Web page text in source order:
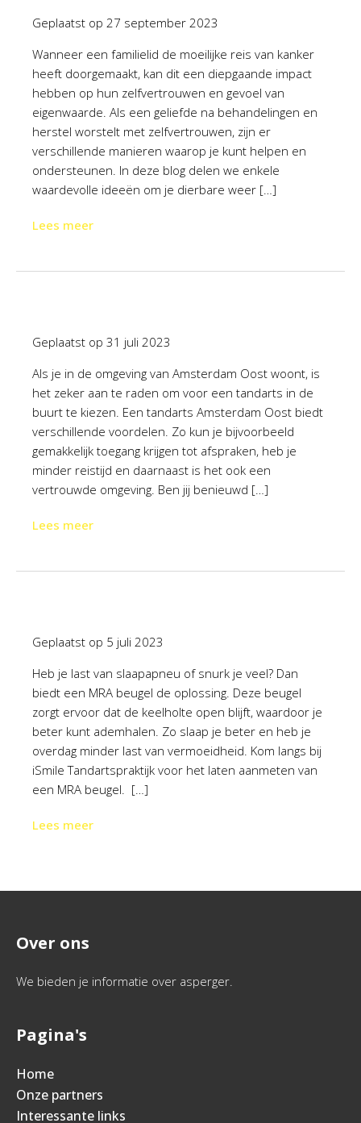
Geplaatst op 27 september 2023
Wanneer een familielid de moeilijke reis van kanker
heeft doorgemaakt, kan dit een diepgaande impact
hebben op hun zelfvertrouwen en gevoel van
eigenwaarde. Als een geliefde na behandelingen en
herstel worstelt met zelfvertrouwen, zijn er
verschillende manieren waarop je kunt helpen en
ondersteunen. In deze blog delen we enkele
waardevolle ideeën om je dierbare weer […]
Lees meer
Geplaatst op 31 juli 2023
Als je in de omgeving van Amsterdam Oost woont, is
het zeker aan te raden om voor een tandarts in de
buurt te kiezen. Een tandarts Amsterdam Oost biedt
verschillende voordelen. Zo kun je bijvoorbeeld
gemakkelijk toegang krijgen tot afspraken, heb je
minder reistijd en daarnaast is het ook een
vertrouwde omgeving. Ben jij benieuwd […]
Lees meer
Geplaatst op 5 juli 2023
Heb je last van slaapapneu of snurk je veel? Dan
biedt een MRA beugel de oplossing. Deze beugel
zorgt ervoor dat de keelholte open blijft, waardoor je
beter kunt ademhalen. Zo slaap je beter en heb je
overdag minder last van vermoeidheid. Kom langs bij
iSmile Tandartspraktijk voor het laten aanmeten van
een MRA beugel. […]
Lees meer
Over ons
We bieden je informatie over asperger.
Pagina's
Home
Onze partners
Interessante links